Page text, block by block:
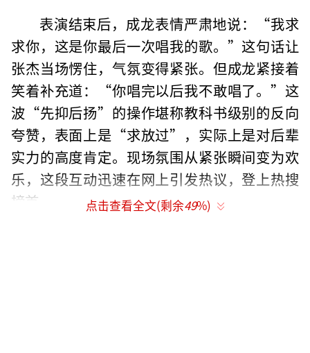
表演结束后，成龙表情严肃地说：“我求
求你，这是你最后一次唱我的歌。”这句话让
张杰当场愣住，气氛变得紧张。但成龙紧接着
笑着补充道：“你唱完以后我不敢唱了。”这
波“先抑后扬”的操作堪称教科书级别的反向
夸赞，表面上是“求放过”，实际上是对后辈
实力的高度肯定。现场氛围从紧张瞬间变为欢
乐，这段互动迅速在网上引发热议，登上热搜
榜首。
点击查看全文(剩余49%)